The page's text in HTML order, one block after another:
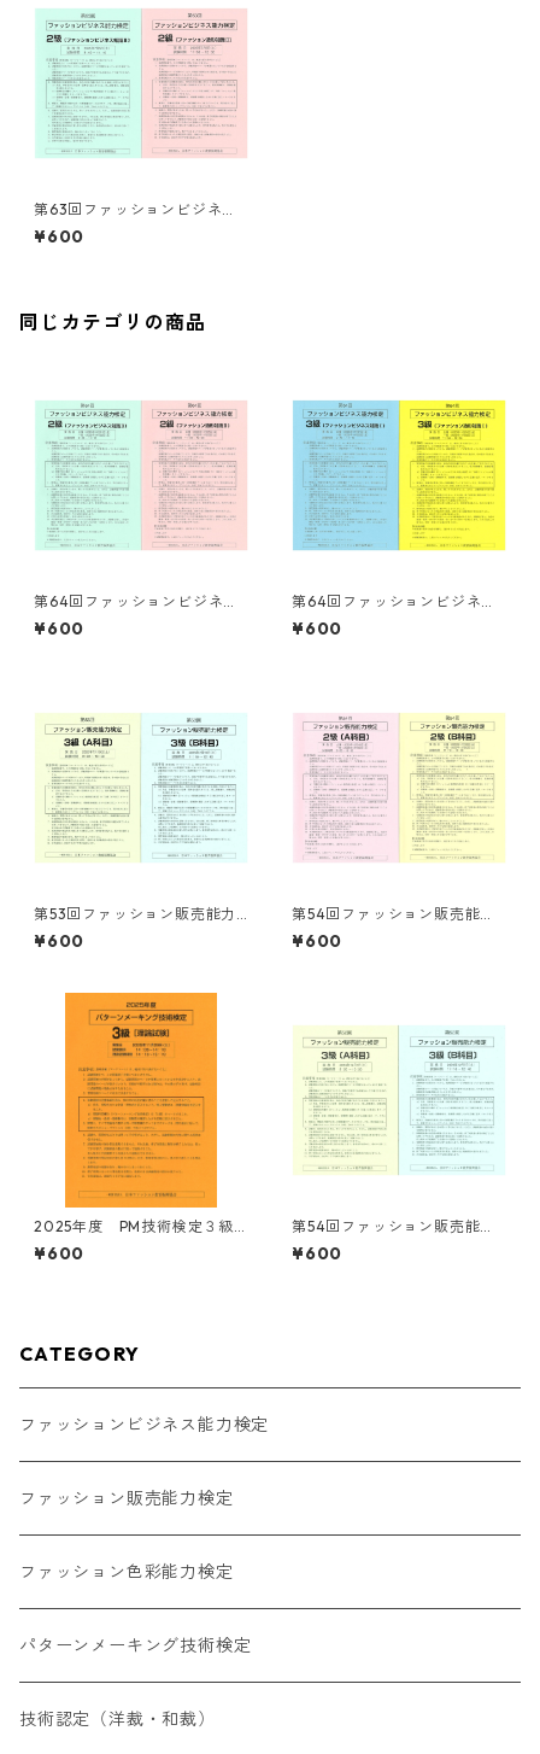
第63回ファッションビジネス
能力検定２級 試験問題
¥600
同じカテゴリの商品
第64回ファッションビジネス
能力検定２級 試験問題
¥600
第64回ファッションビジネス
能力検定３級 試験問題
¥600
第53回ファッション販売能力
検定３級 試験問題
¥600
第54回ファッション販売能力
検定２級 試験問題
¥600
2025年度 PM技術検定３級
理論試験
¥600
第54回ファッション販売能力
検定３級 試験問題
¥600
CATEGORY
ファッションビジネス能力検定
ファッション販売能力検定
ファッション色彩能力検定
パターンメーキング技術検定
技術認定（洋裁・和裁）